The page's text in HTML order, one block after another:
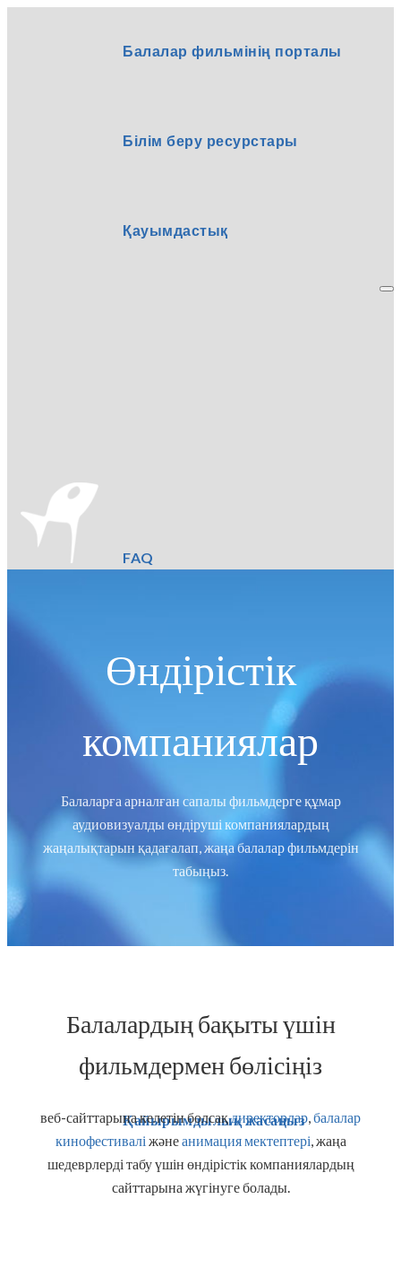
Балалар фильмінің порталы
Білім беру ресурстары
Қауымдастық
FAQ
Қайырымдылық жасаңыз
Өндірістік
компаниялар
Балаларға арналған сапалы фильмдерге құмар
аудиовизуалды өндіруші компаниялардың
жаңалықтарын қадағалап, жаңа балалар фильмдерін
табыңыз.
Балалардың бақыты үшін
фильмдермен бөлісіңіз
веб-сайттарына келетін болсақдиректорлар,балалар
кинофестивалі жәнеанимация мектептері,жаңа
шедеврлерді табу үшін өндірістік компаниялардың
сайттарына жүгінуге болады.